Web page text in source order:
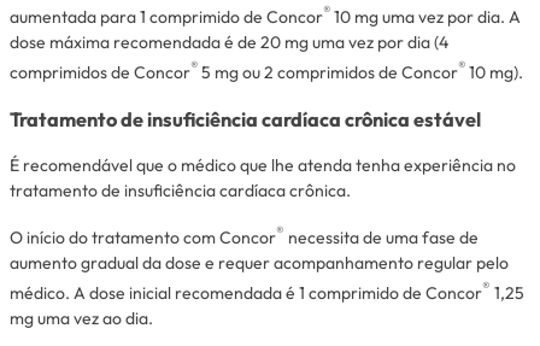
aumentada para 1 comprimido de Concor® 10 mg uma vez por dia. A
dose máxima recomendada é de 20 mg uma vez por dia (4
comprimidos de Concor® 5 mg ou 2 comprimidos de Concor® 10 mg).
Tratamento de insuficiência cardíaca crônica estável
É recomendável que o médico que lhe atenda tenha experiência no
tratamento de insuficiência cardíaca crônica.
O início do tratamento com Concor® necessita de uma fase de
aumento gradual da dose e requer acompanhamento regular pelo
médico. A dose inicial recomendada é 1 comprimido de Concor® 1,25
mg uma vez ao dia.